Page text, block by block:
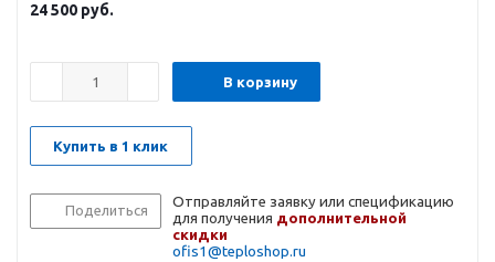
24 500 руб.
В корзину
Купить в 1 клик
Поделиться
Отправляйте заявку или спецификацию
для получения дополнительной
скидки
ofis1@teploshop.ru